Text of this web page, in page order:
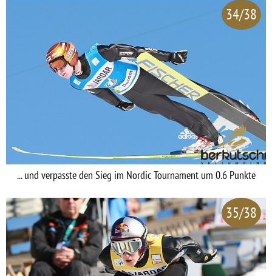
34/38
... und verpasste den Sieg im Nordic Tournament um 0.6 Punkte
35/38